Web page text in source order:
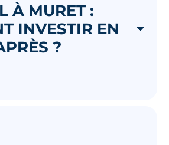
À MURET :
INVESTIR EN
?